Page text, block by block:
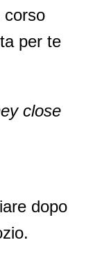
corso
per te
close
dopo